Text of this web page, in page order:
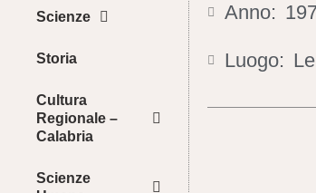
Scienze
Storia
Cultura
Regionale –
Calabria
Scienze
Anno:
Luogo: